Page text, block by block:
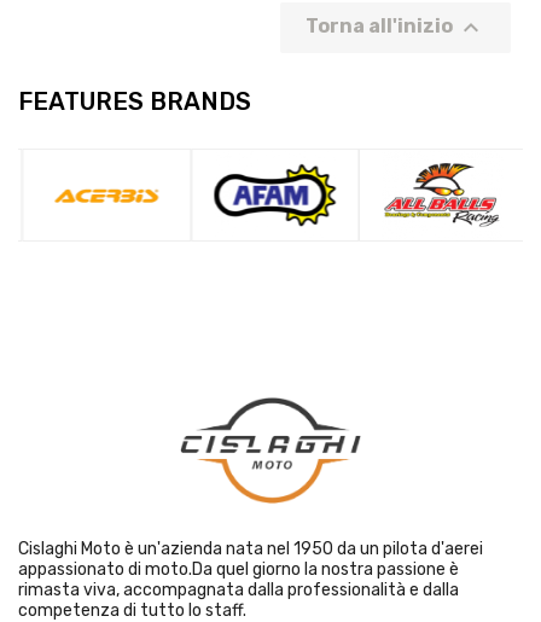
Torna all'inizio 
FEATURES BRANDS
Cislaghi Moto è un'azienda nata nel 1950 da un pilota d'aerei
appassionato di moto.Da quel giorno la nostra passione è
rimasta viva, accompagnata dalla professionalità e dalla
competenza di tutto lo staff.